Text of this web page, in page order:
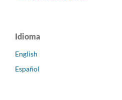
Idioma
English
Español